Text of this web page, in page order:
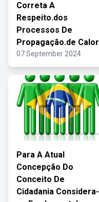
Correta A
Respeito.dos
Processos De
Propagação.de Calor
07 September 2024
Para A Atual
Concepção Do
Conceito De
Cidadania Considera-